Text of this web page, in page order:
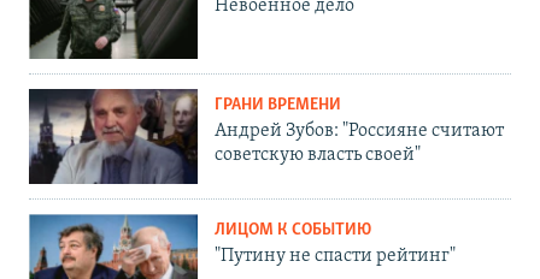
Невоенное дело
ГРАНИ ВРЕМЕНИ
Андрей Зубов: "Россияне считают
советскую власть своей"
ЛИЦОМ К СОБЫТИЮ
"Путину не спасти рейтинг"